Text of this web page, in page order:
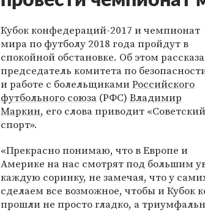
Кубок конфедераций-2017 и чемпионат
мира по футболу 2018 года пройдут в
спокойной обстановке. Об этом
председатель комитета по
и работе с болельщикамиРоссийского
футбольного союза (РФС) Владимир
Маркин, его слова приводит «Советский
спорт».
«Прекрасно понимаю, что в Европе и
Америке на нас смотрят под большим
каждую соринку, не замечая, что у
сделаем все возможное, чтобы и
прошли не просто гладко, а